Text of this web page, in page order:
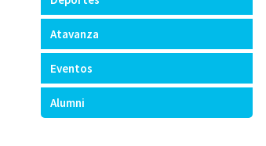
Atavanza
Eventos
Alumni